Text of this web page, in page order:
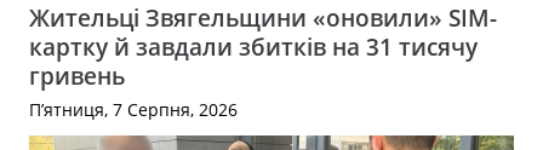
Жительці Звягельщини «оновили» SIM-
картку й завдали збитків на 31 тисячу
гривень
П’ятниця, 7 Серпня, 2026